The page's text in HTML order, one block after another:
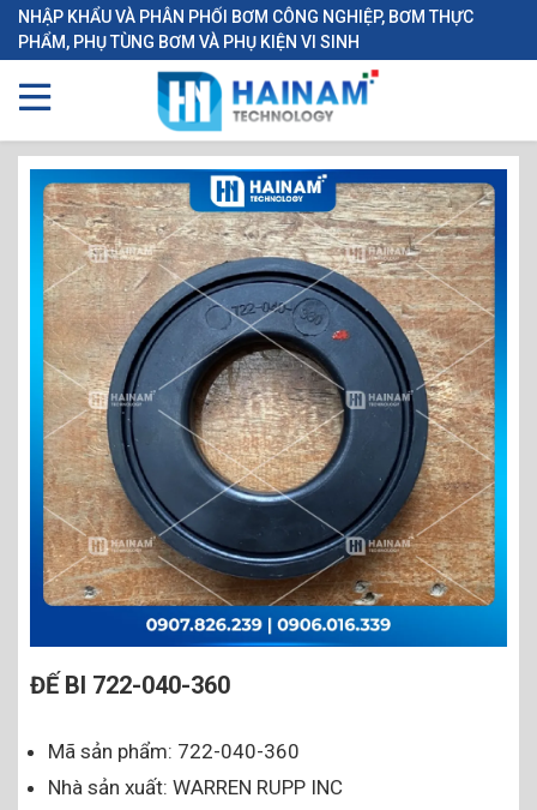
NHẬP KHẨU VÀ PHÂN PHỐI BƠM CÔNG NGHIỆP, BƠM THỰC
PHẨM, PHỤ TÙNG BƠM VÀ PHỤ KIỆN VI SINH
ĐẾ BI 722-040-360
Mã sản phẩm: 722-040-360
Nhà sản xuất: WARREN RUPP INC